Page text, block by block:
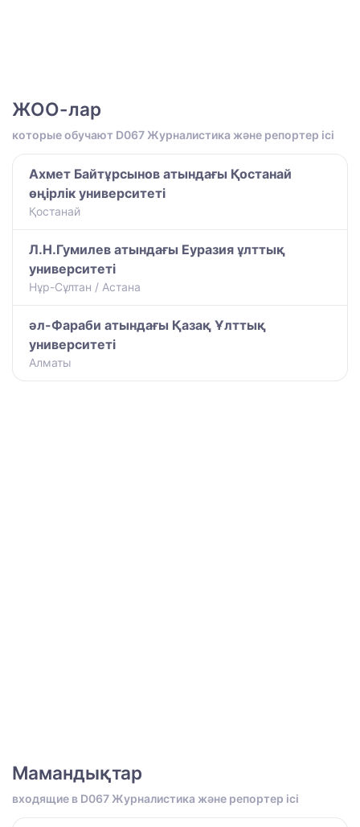
ЖОО-лар
которые обучают D067 Журналистика және репортер ісі
Ахмет Байтұрсынов атындағы Қостанай
өңірлік университеті
Қостанай
Л.Н.Гумилев атындағы Еуразия ұлттық
университеті
Нұр-Сұлтан / Астана
әл-Фараби атындағы Қазақ Ұлттық
университеті
Алматы
Мамандықтар
входящие в D067 Журналистика және репортер ісі